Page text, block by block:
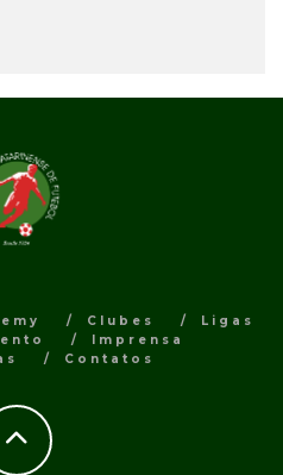
Clubes
Ligas
Imprensa
Contatos